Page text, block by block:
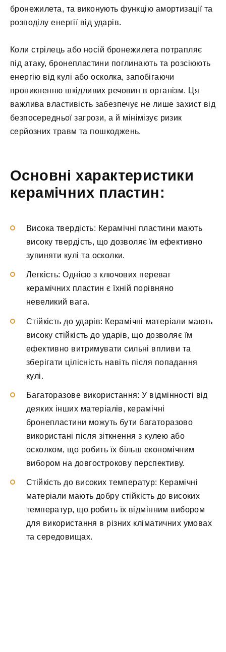
бронежилета, та виконують функцію амортизації та
розподілу енергії від ударів.
Коли стрілець або носій бронежилета потрапляє
під атаку, бронепластини поглинають та розсіюють
енергію від кулі або осколка, запобігаючи
проникненню шкідливих речовин в організм. Ця
важлива властивість забезпечує не лише захист від
безпосередньої загрози, а й мінімізує ризик
серйозних травм та пошкоджень.
Основні характеристики
керамічних пластин:
Висока твердість: Керамічні пластини мають
високу твердість, що дозволяє їм ефективно
зупиняти кулі та осколки.
Легкість: Однією з ключових переваг
керамічних пластин є їхній порівняно
невеликий вага.
Стійкість до ударів: Керамічні матеріали мають
високу стійкість до ударів, що дозволяє їм
ефективно витримувати сильні впливи та
зберігати цілісність навіть після попадання
кулі.
Багаторазове використання: У відмінності від
деяких інших матеріалів, керамічні
бронепластини можуть бути багаторазово
використані після зіткнення з кулею або
осколком, що робить їх більш економічним
вибором на довгострокову перспективу.
Стійкість до високих температур: Керамічні
матеріали мають добру стійкість до високих
температур, що робить їх відмінним вибором
для використання в різних кліматичних умовах
та середовищах.